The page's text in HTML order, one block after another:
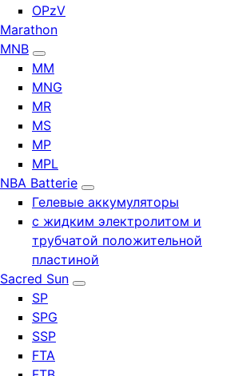
OPzV
Marathon
MNB
MM
MNG
MR
MS
MP
MPL
NBA Batterie
Гелевые аккумуляторы
с жидким электролитом и
трубчатой положительной
пластиной
Sacred Sun
SP
SPG
SSP
FTA